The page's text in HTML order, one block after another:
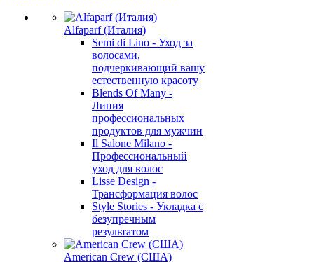
Alfaparf (Италия)
Semi di Lino - Уход за
волосами,
подчеркивающий вашу
естественную красоту
Blends Of Many -
Линия
профессиональных
продуктов для мужчин
Il Salone Milano -
Профессиональный
уход для волос
Lisse Design -
Трансформация волос
Style Stories - Укладка с
безупречным
результатом
American Crew (США)